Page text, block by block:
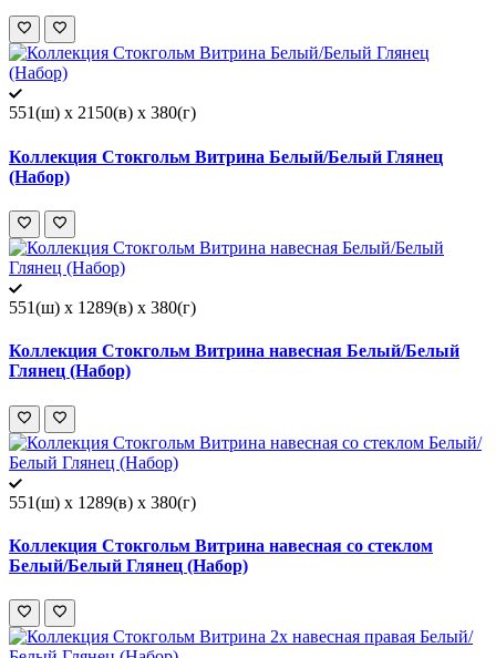
551(ш) x 2150(в) x 380(г)
Коллекция Стокгольм Витрина Белый/Белый Глянец
(Набор)
551(ш) x 1289(в) x 380(г)
Коллекция Стокгольм Витрина навесная Белый/Белый
Глянец (Набор)
551(ш) x 1289(в) x 380(г)
Коллекция Стокгольм Витрина навесная со стеклом
Белый/Белый Глянец (Набор)